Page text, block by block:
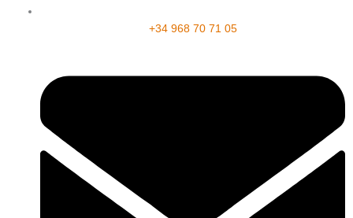
+34 968 70 71 05